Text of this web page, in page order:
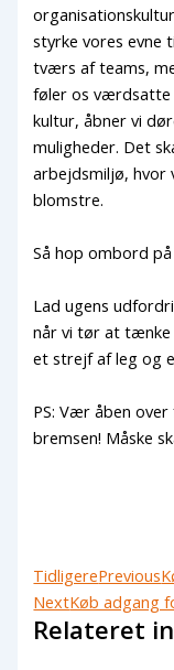
styrke vores evne
tværs af teams,
føler os værdsatte
kultur, åbner vi
muligheder. Det
arbejdsmiljø, hvor
blomstre.
Så hop ombord
Lad ugens
når vi tør at tænke
et strejf af leg og
PS: Vær åben
bremsen! Måske
TidligerePrevious
NextKøb adgang
Relateret